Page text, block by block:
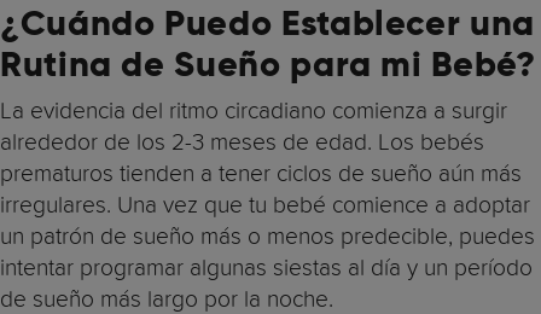
¿Cuándo Puedo Establecer una
Rutina de Sueño para mi Bebé?
La evidencia del ritmo circadiano comienza a surgir
alrededor de los 2-3 meses de edad. Los bebés
prematuros tienden a tener ciclos de sueño aún más
irregulares. Una vez que tu bebé comience a adoptar
un patrón de sueño más o menos predecible, puedes
intentar programar algunas siestas al día y un período
de sueño más largo por la noche.